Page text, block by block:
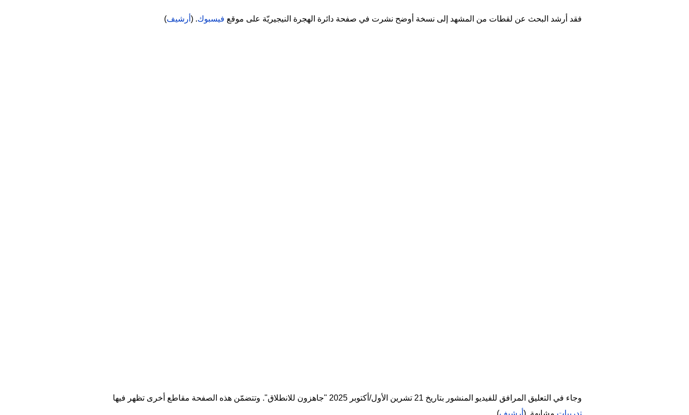
فقد أرشد البحث عن لقطات من المشهد إلى نسخة أوضح نشرت في صفحة دائرة الهجرة النيجيريّة على موقع فيسبوك. ( أرشيف)
وجاء في التعليق المرافق للفيديو المنشور بتاريخ 21 تشرين الأول/أكتوبر 2025 "جاهزون للانطلاق". وتتضمّن هذه الصفحة مقاطع أخرى تظهر فيها
تدريبات مشابهة. ( أرشيف)